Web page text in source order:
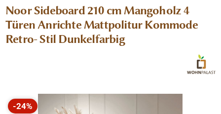
Noor Sideboard 210 cm Mangoholz 4
Türen Anrichte Mattpolitur Kommode
Retro- Stil Dunkelfarbig
Bildergalerie überspringen
-24%